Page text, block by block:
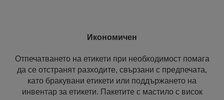
Икономичен
Отпечатването на етикети при необходимост помага
да се отстранят разходите, свързани с предпечата,
като бракувани етикети или поддържането на
инвентар за етикети. Пакетите с мастило с висок